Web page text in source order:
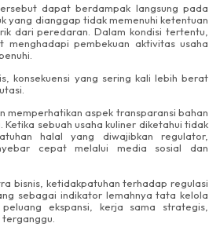
dapat berdampak langsung pada
yang dianggap tidak memenuhi ketentuan
dari peredaran. Dalam kondisi tertentu,
menghadapi pembekuan aktivitas usaha
konsekuensi yang sering kali lebih berat
memperhatikan aspek transparansi bahan
Ketika sebuah usaha kuliner diketahui tidak
halal yang diwajibkan regulator,
cepat melalui media sosial dan
bisnis, ketidakpatuhan terhadap regulasi
sebagai indikator lemahnya tata kelola
ekspansi, kerja sama strategis,